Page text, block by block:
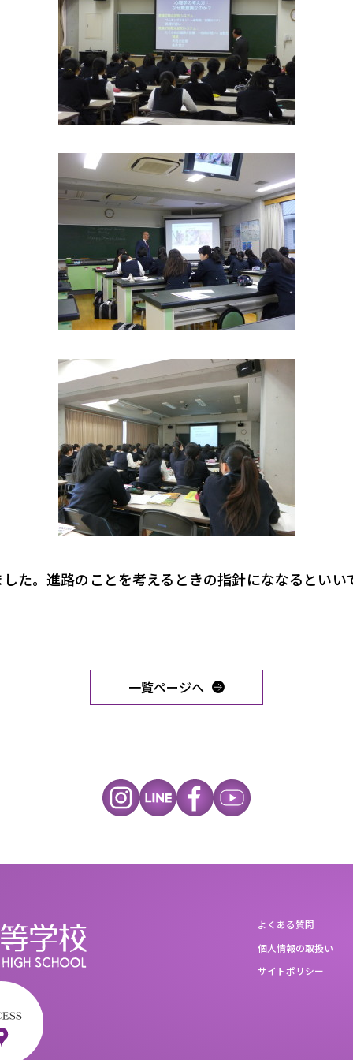
た。進路のことを考えるときの指針にななるといい
一覧ページへ
よくある質問
個人情報の取扱い
サイトポリシー